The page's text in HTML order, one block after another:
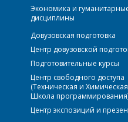
Экономика и
дисциплины
Довузовская подготовка
Центр довузовской
Подготовительные курсы
Центр свободного доступа
(Техническая и
Школа
Центр экспозиций и